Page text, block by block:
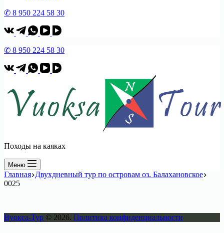
✆ 8 950 224 58 30
✆ 8 950 224 58 30
Походы на каяках
Меню
Главная Двухдневный тур по островам оз. Балахановское
0025
Вуокса-Тур © 2026. Политика конфиденциальности